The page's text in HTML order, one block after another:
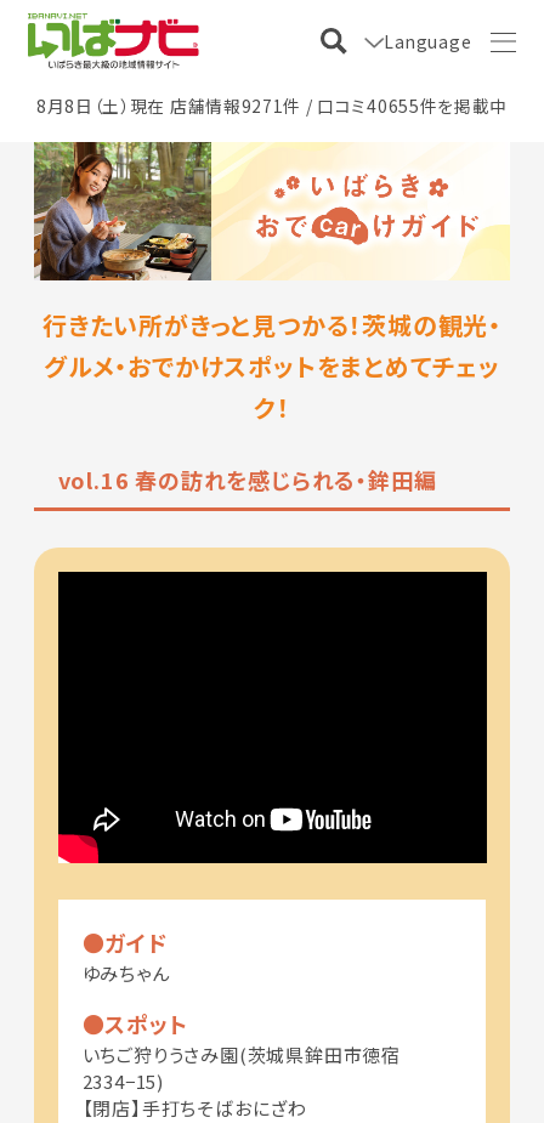
Language
8月8日（土）現在 店舗情報9271件 / 口コミ40655件を掲載中
行きたい所がきっと見つかる！茨城の観光・
グルメ・おでかけスポットをまとめてチェッ
ク！
vol.16 春の訪れを感じられる・鉾田編
ガイド
ゆみちゃん
スポット
いちご狩りうさみ園(茨城県鉾田市徳宿
2334−15)
【閉店】手打ちそばおにざわ